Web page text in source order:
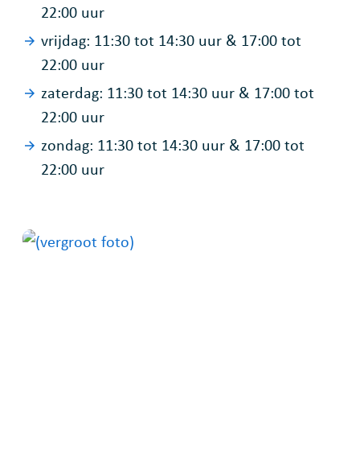
22:00 uur
vrijdag: 11:30tot 14:30 uur & 17:00tot
22:00 uur
zaterdag: 11:30tot 14:30 uur & 17:00tot
22:00 uur
zondag: 11:30tot 14:30 uur & 17:00tot
22:00 uur